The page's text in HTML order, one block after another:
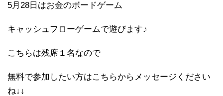
5月28日はお金のボードゲーム
キャッシュフローゲームで遊びます♪
こちらは残席１名なので
無料で参加したい方はこちらからメッセージください
ね↓↓